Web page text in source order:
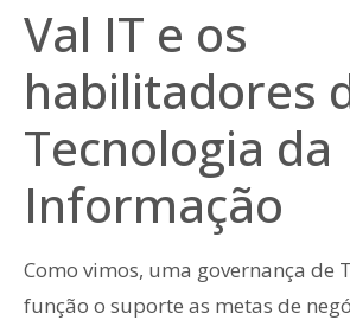
Val IT e os
habilitadores
Tecnologia da
Informação
Como vimos, uma governança de
função o suporte as metas de